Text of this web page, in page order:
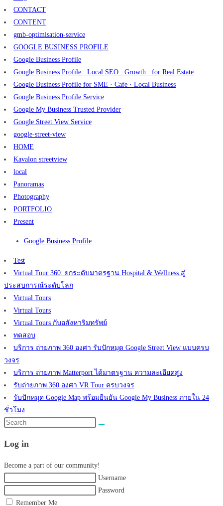
CONTACT
CONTENT
gmb-optimisation-service
GOOGLE BUSINESS PROFILE
Google Business Profile
Google Business Profile : Local SEO : Growth : for Real Estate
Google Business Profile for SME · Cafe · Local Business
Google Business Profile Service
Google My Business Trusted Provider
Google Street View Service
google-street-view
HOME
Kavalon streetview
local
Panoramas
Photography
PORTFOLIO
Present
Google Business Profile
Test
Virtual Tour 360: ยกระดับมาตรฐาน Hospital & Wellness สู่
ประสบการณ์ระดับโลก
Virtual Tours
Virtual Tours
Virtual Tours กับอสังหาริมทรัพย์
ทดสอบ
บริการ ถ่ายภาพ 360 องศา รับปักหมุด Google Street View แบบครบ
วงจร
บริการ ถ่ายภาพ Matterport ได้มาตรฐาน ความละเอียดสูง
รับถ่ายภาพ 360 องศา VR Tour ครบวงจร
รับปักหมุด Google Map พร้อมยืนยัน Google My Business ภายใน 24
ชั่วโมง
Search
website
Log in
Become a part of our community!
Username
Password
Remember Me